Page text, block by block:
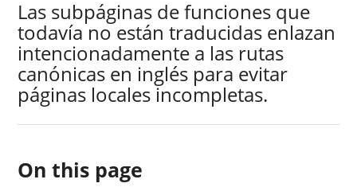
Las subpáginas de funciones que
todavía no están traducidas enlazan
intencionadamente a las rutas
canónicas en inglés para evitar
páginas locales incompletas.
On this page